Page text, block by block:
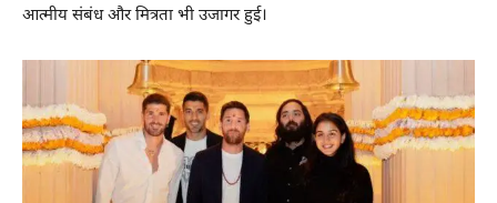
आत्मीय संबंध और मित्रता भी उजागर हुई।